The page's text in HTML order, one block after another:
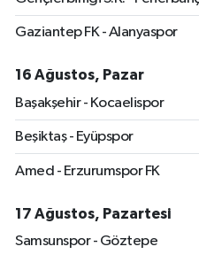
Gaziantep FK - Alanyaspor
16 Ağustos, Pazar
Başakşehir - Kocaelispor
Beşiktaş - Eyüpspor
Amed - Erzurumspor FK
17 Ağustos, Pazartesi
Samsunspor - Göztepe